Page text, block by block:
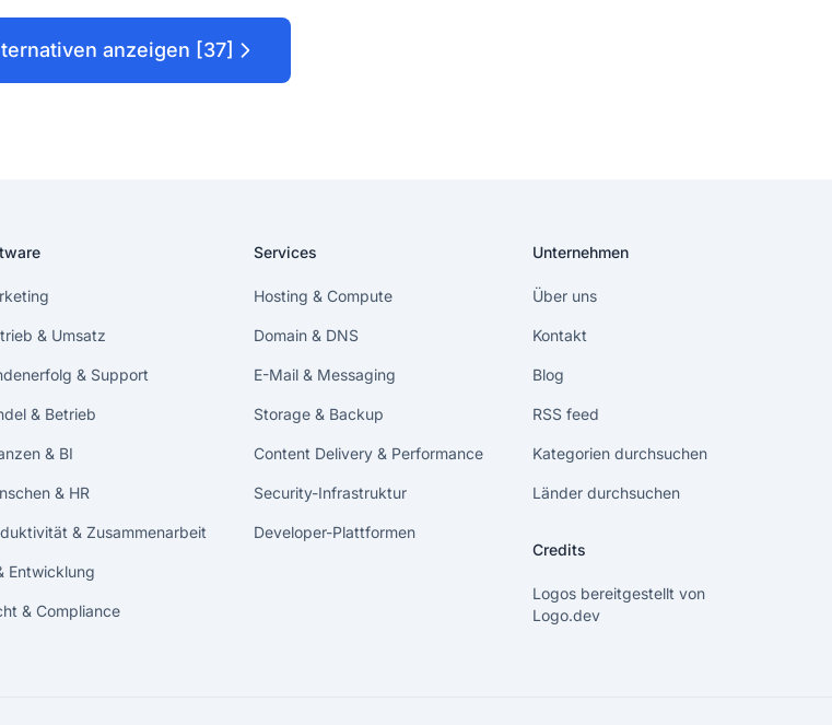
anzeigen [37]
& Umsatz
& Support
& Betrieb
& BI
& HR
& Zusammenarbeit
Entwicklung
& Compliance
Services
Hosting & Compute
Domain & DNS
E-Mail & Messaging
Storage & Backup
Content Delivery & Performance
Security-Infrastruktur
Developer-Plattformen
Unternehmen
Über uns
Kontakt
Blog
RSS feed
Kategorien durchsuchen
Länder durchsuchen
Credits
Logos bereitgestellt von
Logo.dev